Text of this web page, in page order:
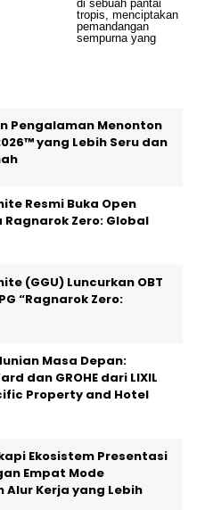
Pengalaman Menonton
yang Lebih Seru dan
Resmi Buka Open
Ragnarok Zero: Global
(GGU) Luncurkan OBT
“Ragnarok Zero:
Masa Depan:
dan GROHE dari LIXIL
Property and Hotel
Ekosistem Presentasi
Empat Mode
Kerja yang Lebih